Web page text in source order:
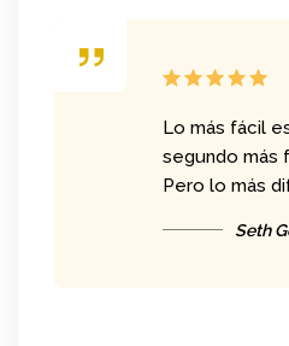
Lo más fácil
segundo más
Pero lo más
Seth